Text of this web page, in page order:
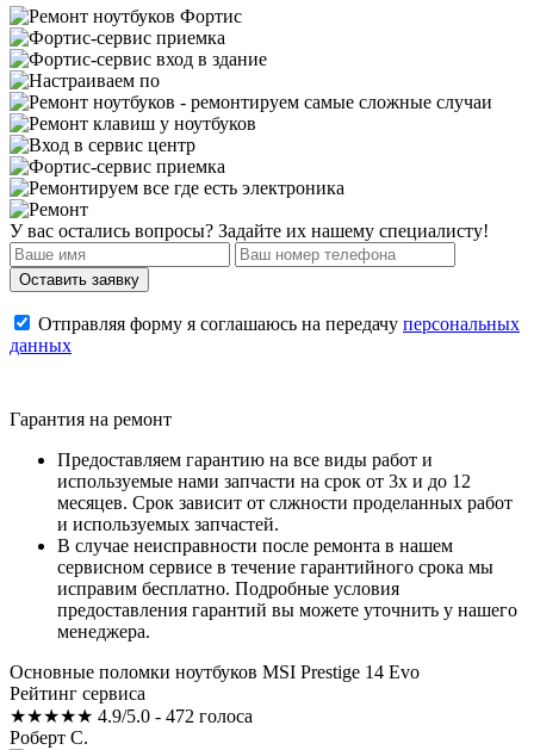
У вас остались вопросы? Задайте их нашему специалисту!
Отправляя форму я соглашаюсь на передачу персональных
данных
Гарантия на ремонт
Предоставляем гарантию на все виды работ и
используемые нами запчасти на срок от 3х и до 12
месяцев. Срок зависит от слжности проделанных работ
и используемых запчастей.
В случае неисправности после ремонта в нашем
сервисном сервисе в течение гарантийного срока мы
исправим бесплатно. Подробные условия
предоставления гарантий вы можете уточнить у нашего
менеджера.
Основные поломки ноутбуков MSI Prestige 14 Evo
Рейтинг сервиса
★★★★★ 4.9/5.0 - 472 голоса
Роберт С.